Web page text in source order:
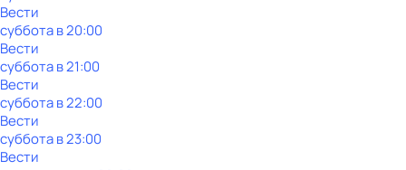
Вести
субботав20:00
Вести
субботав21:00
Вести
субботав22:00
Вести
субботав23:00
Вести